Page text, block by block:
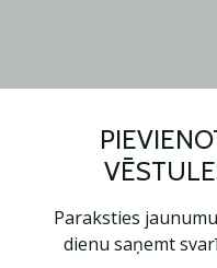
Paraksties
dienu saņemt